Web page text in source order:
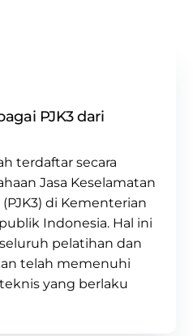
PJK3 dari
terdaftar secara
Jasa Keselamatan
di Kementerian
Indonesia. Hal ini
pelatihan dan
telah memenuhi
yang berlaku